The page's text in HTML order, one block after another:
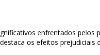
enfrentados pelos
os efeitos